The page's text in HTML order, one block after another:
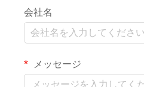
会社名
メッセージ